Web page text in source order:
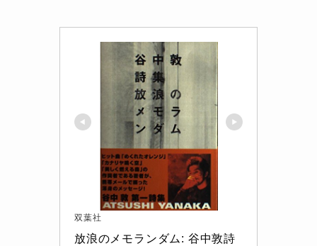
双葉社
放浪のメモランダム: 谷中敦詩